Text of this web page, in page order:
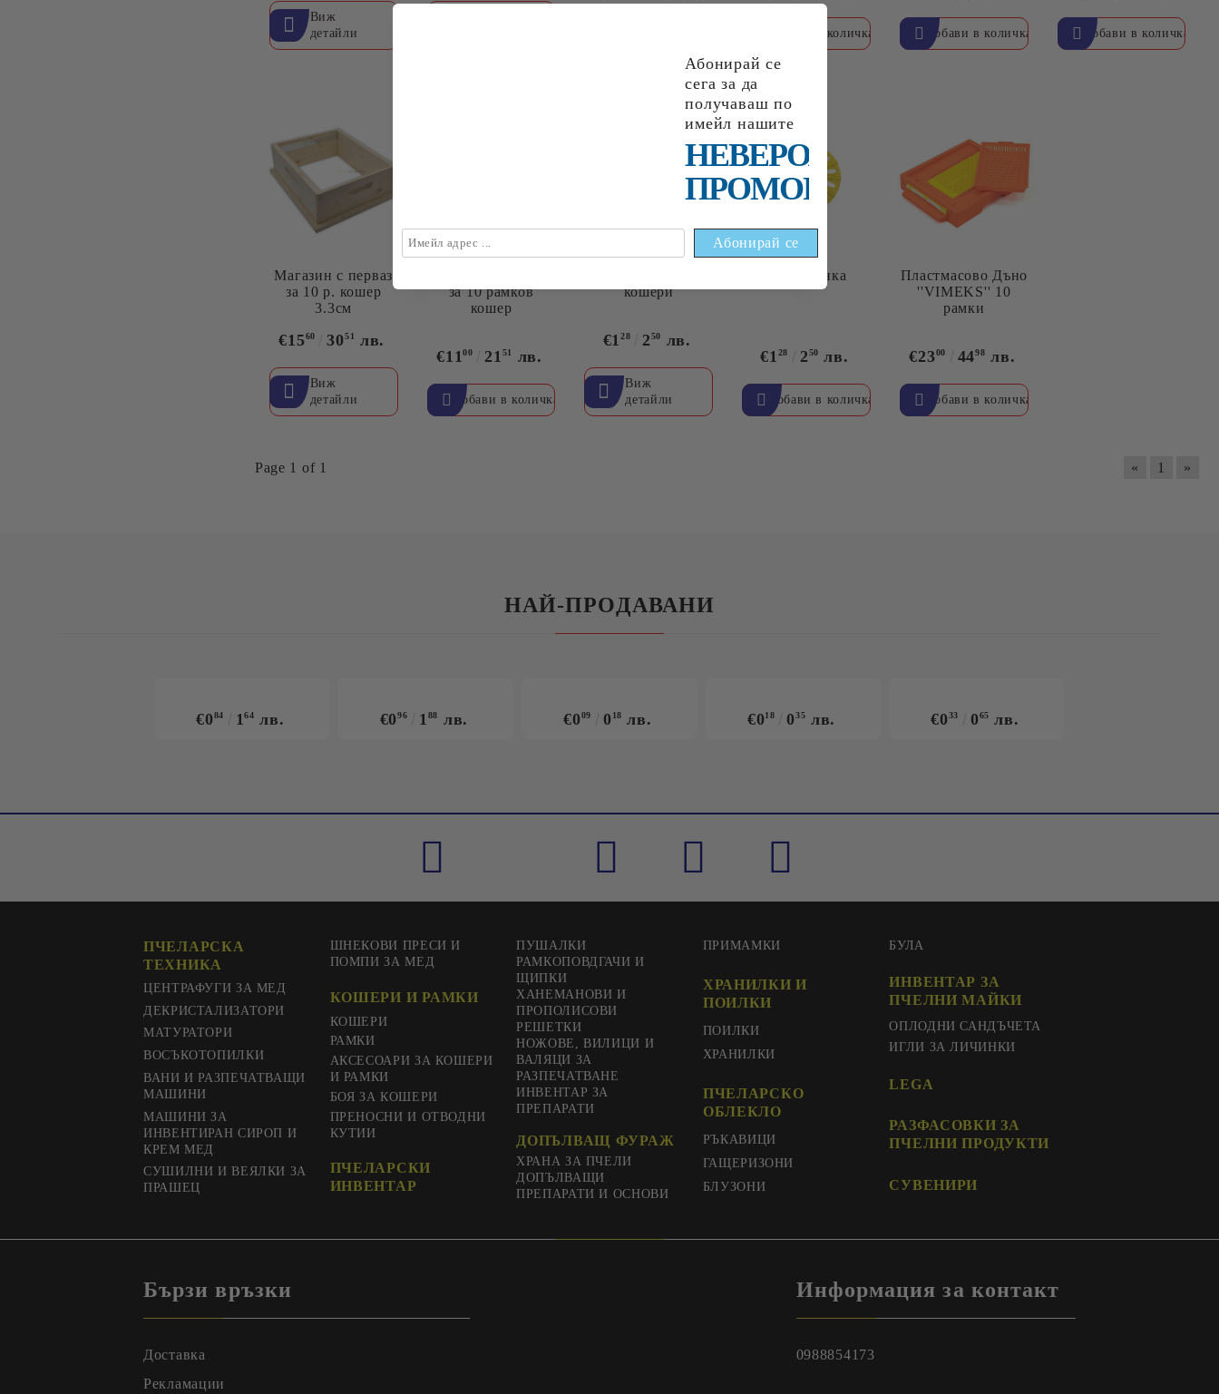
Виж
детайли
Магазин с перваз
за 10 р. кошер
3.3см
€1560 3051 лв.
Виж
детайли
за 10 рамков
кошер
€1100 2151 лв.
кошери
€128 250 лв.
Виж
детайли
Пчелогонка
€128 250 лв.
Пластмасово Дъно
''VIMEKS'' 10
рамки
€2300 4498 лв.
Page 1 of 1 « 1 »
НАЙ-ПРОДАВАНИ
€084 164 лв. €096 188 лв. €009 018 лв. €018 035 лв. €033 065 лв.
ПЧЕЛАРСКА
ТЕХНИКА
ЦЕНТРАФУГИ ЗА МЕД
ДЕКРИСТАЛИЗАТОРИ
МАТУРАТОРИ
ВОСЪКОТОПИЛКИ
ВАНИ И РАЗПЕЧАТВАЩИ
МАШИНИ
МАШИНИ ЗА
ИНВЕНТИРАН СИРОП И
КРЕМ МЕД
СУШИЛНИ И ВЕЯЛКИ ЗА
ПРАШЕЦ
ШНЕКОВИ ПРЕСИ И
ПОМПИ ЗА МЕД
КОШЕРИ И РАМКИ
КОШЕРИ
РАМКИ
АКСЕСОАРИ ЗА КОШЕРИ
И РАМКИ
БОЯ ЗА КОШЕРИ
ПРЕНОСНИ И ОТВОДНИ
КУТИИ
ПЧЕЛАРСКИ
ИНВЕНТАР
ПУШАЛКИ
РАМКОПОВДГАЧИ И
ЩИПКИ
ХАНЕМАНОВИ И
ПРОПОЛИСОВИ
РЕШЕТКИ
НОЖОВЕ, ВИЛИЦИ И
ВАЛЯЦИ ЗА
РАЗПЕЧАТВАНЕ
ИНВЕНТАР ЗА
ПРЕПАРАТИ
ДОПЪЛВАЩ ФУРАЖ
ХРАНА ЗА ПЧЕЛИ
ДОПЪЛВАЩИ
ПРЕПАРАТИ И ОСНОВИ
ПРИМАМКИ
ХРАНИЛКИ И
ПОИЛКИ
ПОИЛКИ
ХРАНИЛКИ
ПЧЕЛАРСКО
ОБЛЕКЛО
РЪКАВИЦИ
ГАЩЕРИЗОНИ
БЛУЗОНИ
БУЛА
ИНВЕНТАР ЗА
ПЧЕЛНИ МАЙКИ
ОПЛОДНИ САНДЪЧЕТА
ИГЛИ ЗА ЛИЧИНКИ
LEGA
РАЗФАСОВКИ ЗА
ПЧЕЛНИ ПРОДУКТИ
СУВЕНИРИ
Бързи връзки
Доставка
Рекламации
Информация за контакт
0988854173
Абонирай се
сега за да
получаваш по
имейл нашите
НЕВЕРОЯТНИ
ПРОМОЦИИ!